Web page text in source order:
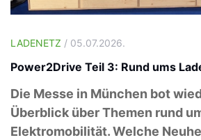
LADENETZ / 05.07.2026.
Power2Drive Teil 3: Rund ums
Die Messe in München bot
Überblick über Themen rund
Elektromobilität. Welche